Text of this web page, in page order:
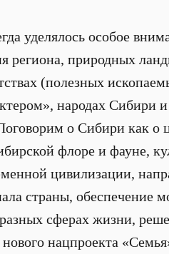
уделялось особое
региона, природных
(полезных
народах Сибири
о Сибири как о
флоре и фауне,
цивилизации,
страны, обеспечение
сферах жизни,
нацпроекта